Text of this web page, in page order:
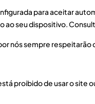
para aceitar
ao seu dispositivo.
nós sempre
proibido de usar o site